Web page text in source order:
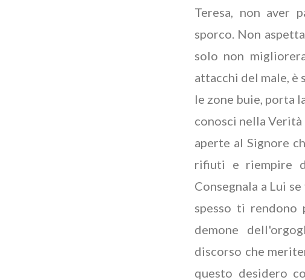
Teresa, non aver
sporco. Non
solo non
attacchi del male, è
le zone buie, porta
conosci nella
aperte al Signore
rifiuti e riempire
Consegnala a Lui
spesso ti rendono
demone
discorso che
questo desidero